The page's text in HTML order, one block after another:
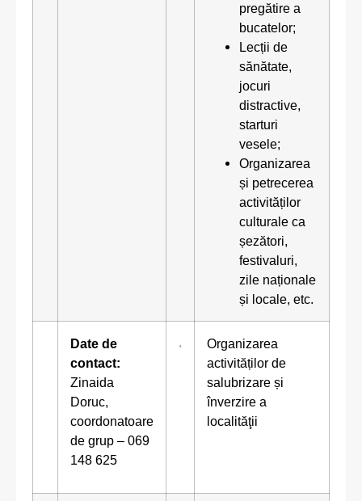
pregătire a
bucatelor;
Lecții de
sănătate,
jocuri
distractive,
starturi
vesele;
Organizarea
și petrecerea
activităților
culturale ca
șezători,
festivaluri,
zile naționale
și locale, etc.
Date de
contact:
Zinaida
Doruc,
coordonatoare
de grup – 069
148 625
Organizarea
activităților de
salubrizare și
înverzire a
localităţii